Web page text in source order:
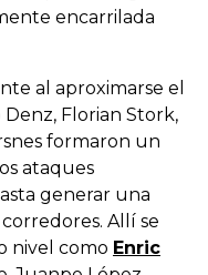
encarrilada
al aproximarse el
Denz, Florian Stork,
formaron un
ataques
generar una
Allí se
nivel como Enric